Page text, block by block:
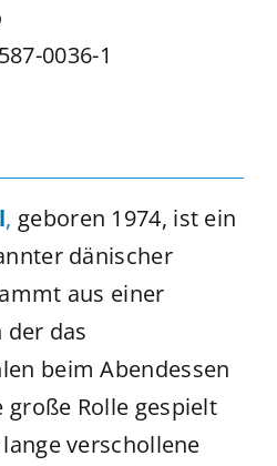
0036-1
, geboren 1974, ist ein
dänischer
aus einer
das
beim Abendessen
Rolle gespielt
verschollene